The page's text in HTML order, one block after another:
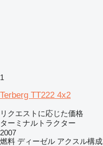
1
Terberg TT222 4x2
リクエストに応じた価格
ターミナルトラクター
2007
燃料 ディーゼル アクスル構成